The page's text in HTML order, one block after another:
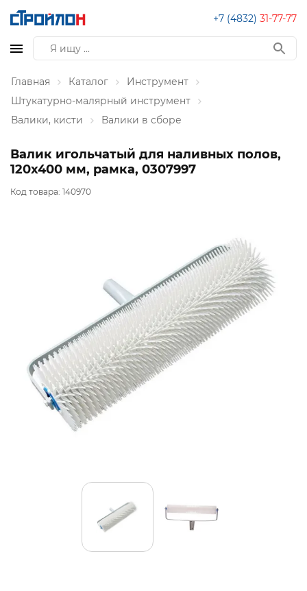
+7 (4832) 31-77-77
Главная Каталог
Инструмент
Штукатурно-малярный инструмент
Валики, кисти
Валики в сборе
Валик игольчатый для наливных полов,
120х400 мм, рамка, 0307997
Код товара: 140970